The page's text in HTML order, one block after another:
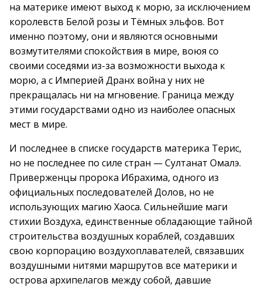
на материке имеют выход к морю, за исключением
королевств Белой розы и Тёмных эльфов. Вот
именно поэтому, они и являются основными
возмутителями спокойствия в мире, воюя со
своими соседями из-за возможности выхода к
морю, а с Империей Дранх война у них не
прекращалась ни на мгновение. Граница между
этими государствами одно из наиболее опасных
мест в мире.
И последнее в списке государств материка Терис,
но не последнее по силе стран — Султанат Омалэ.
Приверженцы пророка Ибрахима, одного из
официальных последователей Долов, но не
использующих магию Хаоса. Сильнейшие маги
стихии Воздуха, единственные обладающие тайной
строительства воздушных кораблей, создавших
свою корпорацию воздухоплавателей, связавших
воздушными нитями маршрутов все материки и
острова архипелагов между собой, давшие